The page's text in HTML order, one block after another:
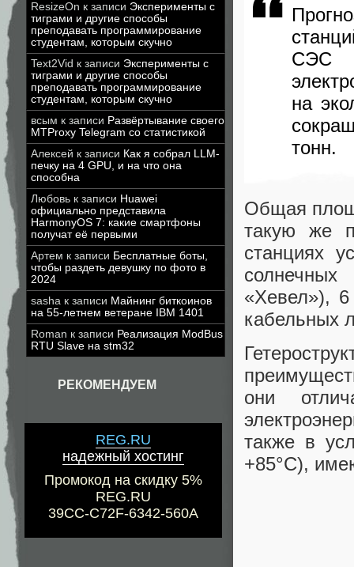
ResizeOn к записи Эксперименты с
тиграми и другие способы
преподавать программирование
студентам, которым скучно
Text2Vid к записи Эксперименты с
тиграми и другие способы
преподавать программирование
студентам, которым скучно
всым к записи Развёртывание своего
MTProxy Telegram со статистикой
Алексей к записи Как я собрал LLM-
печку на 4 GPU, и на что она
способна
Любовь к записи Huawei
официально представила
HarmonyOS 7: какие смартфоны
получат её первыми
Артем к записи Бесплатные боты,
чтобы раздеть девушку по фото в
2024
sasha к записи Майнинг биткоинов
на 55-летнем ветеране IBM 1401
Roman к записи Реализация ModBus
RTU Slave на stm32
РЕКОМЕНДУЕМ
REG.RU
надежный хостинг
Промокод на скидку 5%
REG.RU
39CC-C72F-6342-560A
СЭС
на
тонн.
Общая
такую же
станциях
«Хевел»),
кабельных
они
также в
+85°С),